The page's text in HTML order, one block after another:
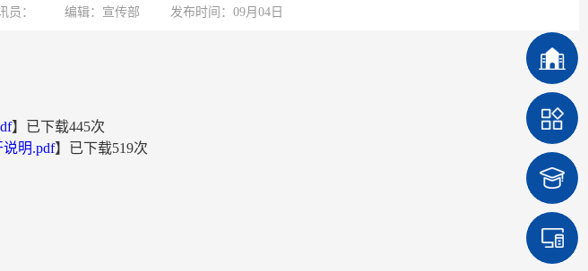
员： 编辑：宣传部 发布时间：09月04日
】已下载445次
明.pdf】已下载519次